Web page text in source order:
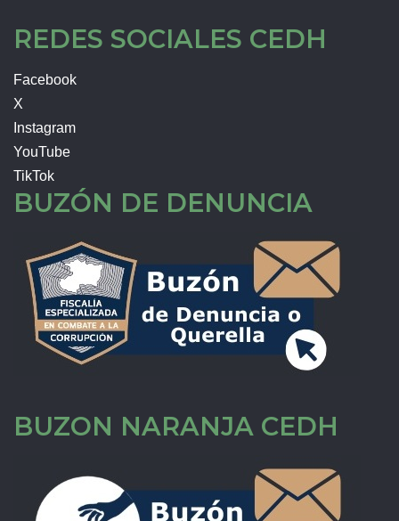
REDES SOCIALES CEDH
Facebook
X
Instagram
YouTube
TikTok
BUZÓN DE DENUNCIA
BUZON NARANJA CEDH